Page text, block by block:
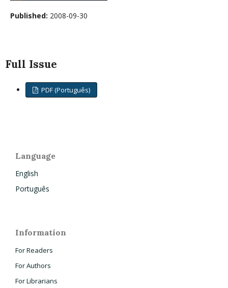
Published: 2008-09-30
Full Issue
PDF (Português)
Language
English
Português
Information
For Readers
For Authors
For Librarians